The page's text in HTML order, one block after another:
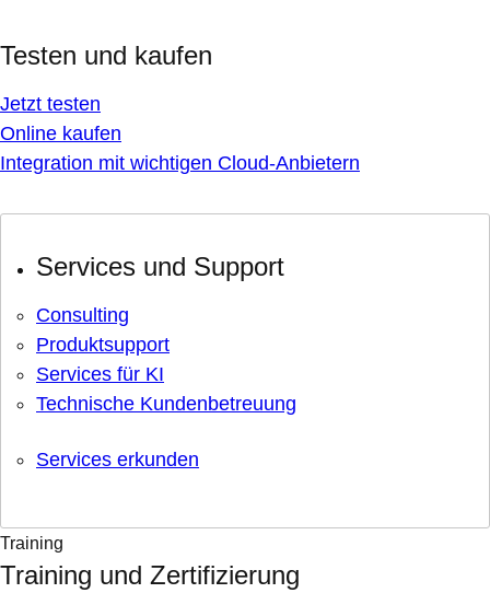
Testen und kaufen
Jetzt testen
Online kaufen
Integration mit wichtigen Cloud-Anbietern
Services und Support
Consulting
Produktsupport
Services für KI
Technische Kundenbetreuung
Services erkunden
Training
Training und Zertifizierung